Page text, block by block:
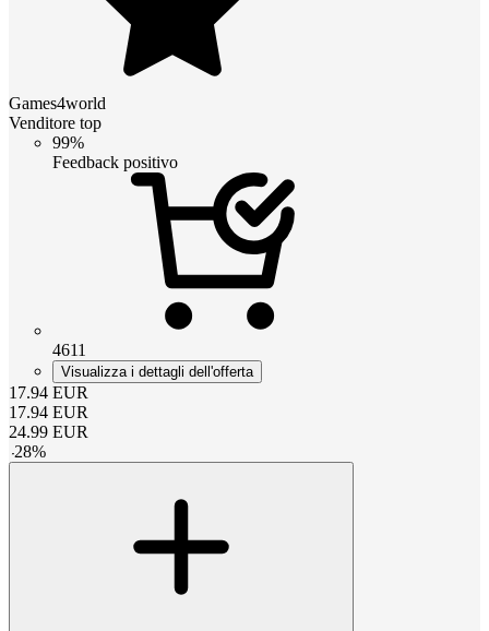
Games4world
Venditore top
99%
Feedback positivo
4611
Visualizza i dettagli dell'offerta
17.94 EUR
17.94 EUR
24.99 EUR
-28%